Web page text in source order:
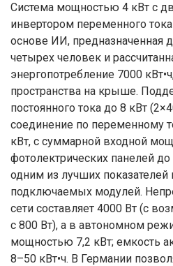
Система мощностью 4 кВт с
инвертором переменного
основе ИИ, предназначенная
четырех человек и
энергопотребление 7000
пространства на крыше.
постоянного тока до 8 кВт
соединение по переменному
кВт, с суммарной входной
фотолектрических панелей до
одним из лучших показателей
подключаемых модулей.
сети составляет 4000 Вт (с
с 800 Вт), а в автономном
мощностью 7,2 кВт; емкость
8–50 кВт•ч. В Германии